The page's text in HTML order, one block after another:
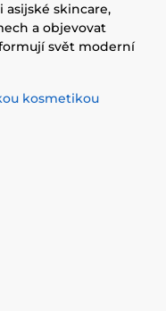
skincare,
a objevovat
svět moderní
kosmetikou